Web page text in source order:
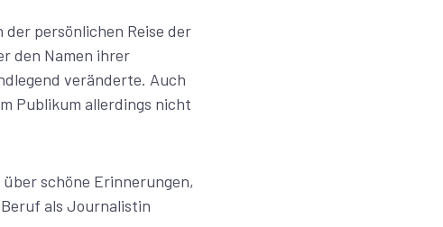
persönlichen Reise der
den Namen ihrer
veränderte. Auch
Publikum allerdings nicht
schöne Erinnerungen,
als Journalistin